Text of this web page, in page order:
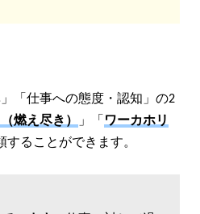
「仕事への態度・認知」の2
燃え尽き） 」「 ワーカホリ
ることができます。